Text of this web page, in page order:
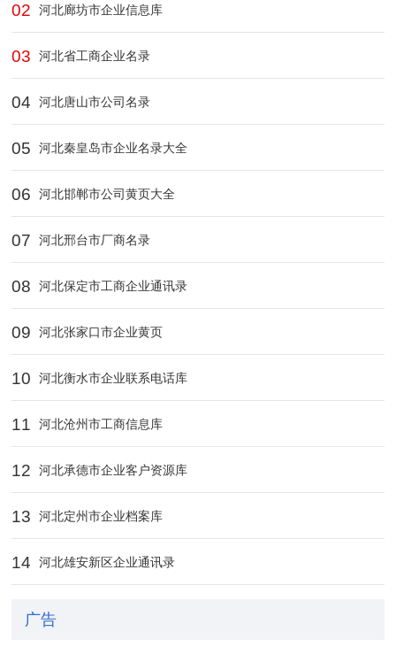
02 河北廊坊市企业信息库
03 河北省工商企业名录
04 河北唐山市公司名录
05 河北秦皇岛市企业名录大全
06 河北邯郸市公司黄页大全
07 河北邢台市厂商名录
08 河北保定市工商企业通讯录
09 河北张家口市企业黄页
10 河北衡水市企业联系电话库
11 河北沧州市工商信息库
12 河北承德市企业客户资源库
13 河北定州市企业档案库
14 河北雄安新区企业通讯录
广告